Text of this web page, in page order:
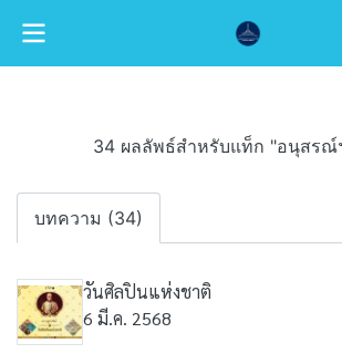
34 ผลลัพธ์สำหรับแท็ก "อนุสรณ์
บทความ (34)
วันศิลปินแห่งชาติ
6 มี.ค. 2568